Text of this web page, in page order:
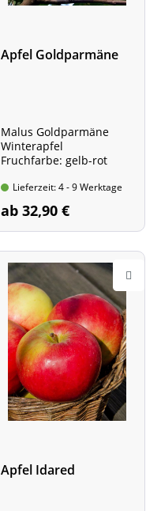
Apfel Goldparmäne
Malus Goldparmäne
Winterapfel
Fruchfarbe: gelb-rot
Lieferzeit: 4 - 9 Werktage
ab 32,90 €
Apfel Idared